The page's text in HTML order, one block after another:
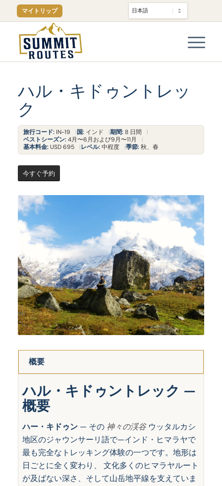
マイトリップ
ハル・キドゥントレッ
ク
旅行コード: IN-19 国: インド 期間:8 日間
ベストシーズン:4月〜6月および9月〜11月
基本料金:USD 695 レベル:中程度 季節:秋、春
今すぐ予約
概要
ハル・キドゥントレック —
概要
ハー・キドゥン— その 神々の渓谷ウッタルカシ
地区のジャウンサーリ語で—インド・ヒマラヤで
最も完全なトレッキング体験の一つです。地形は
日ごとに全く変わり、 文化多くのヒマラヤルート
が及ばない深さ、そして山岳地平線を支えていま